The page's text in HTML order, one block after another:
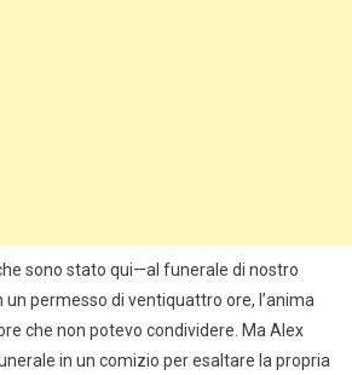
sono stato qui—al funerale di nostro
un permesso di ventiquattro ore, l’anima
che non potevo condividere. Ma Alex
in un comizio per esaltare la propria